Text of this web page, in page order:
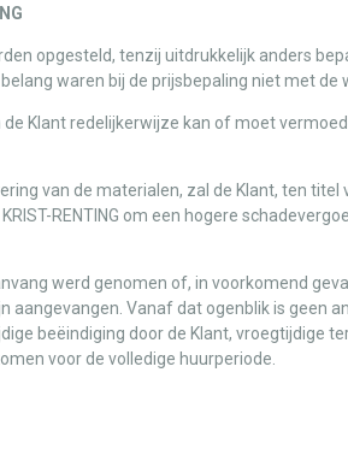
opgesteld, tenzij uitdrukkelijk anders
waren bij de prijsbepaling niet met de
Klant redelijkerwijze kan of moet
van de materialen, zal de Klant, ten
RENTING om een hogere
werd genomen of, in voorkomend
Vanaf dat ogenblik is geen
beëindiging door de Klant, vroegtijdige
voor de volledige huurperiode.